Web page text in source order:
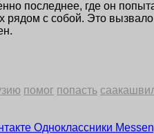
последнее, где он
рядом с собой. Это
помог попасть
Одноклассники